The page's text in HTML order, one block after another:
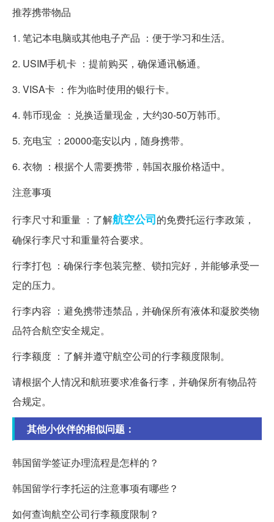
推荐携带物品
1. 笔记本电脑或其他电子产品 ：便于学习和生活。
2. USIM手机卡 ：提前购买，确保通讯畅通。
3. VISA卡 ：作为临时使用的银行卡。
4. 韩币现金 ：兑换适量现金，大约30-50万韩币。
5. 充电宝 ：20000毫安以内，随身携带。
6. 衣物 ：根据个人需要携带，韩国衣服价格适中。
注意事项
行李尺寸和重量 ：了解航空公司的免费托运行李政策，
确保行李尺寸和重量符合要求。
行李打包 ：确保行李包装完整、锁扣完好，并能够承受一
定的压力。
行李内容 ：避免携带违禁品，并确保所有液体和凝胶类物
品符合航空安全规定。
行李额度 ：了解并遵守航空公司的行李额度限制。
请根据个人情况和航班要求准备行李，并确保所有物品符
合规定。
其他小伙伴的相似问题：
韩国留学签证办理流程是怎样的？
韩国留学行李托运的注意事项有哪些？
如何查询航空公司行李额度限制？